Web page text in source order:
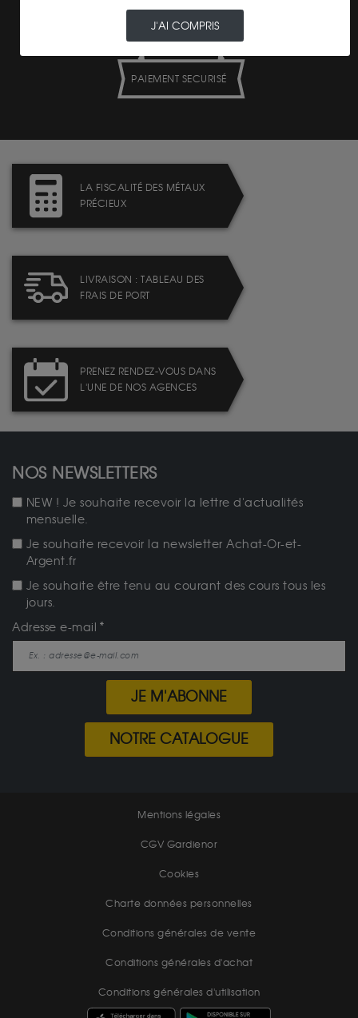
PAIEMENT SECURISÉ
LA FISCALITÉ DES MÉTAUX
PRÉCIEUX
LIVRAISON : TABLEAU DES
FRAIS DE PORT
PRENEZ RENDEZ-VOUS DANS
L'UNE DE NOS AGENCES
NOS NEWSLETTERS
NEW ! Je souhaite recevoir la lettre d'actualités
mensuelle.
Je souhaite recevoir la newsletter Achat-Or-et-
Argent.fr
Je souhaite être tenu au courant des cours tous les
jours.
Adresse e-mail
JE M'ABONNE
NOTRE CATALOGUE
Mentions légales
CGV Gardienor
Cookies
Charte données personnelles
Conditions générales de vente
Conditions générales d'achat
Conditions générales d'utilisation
J'AI COMPRIS